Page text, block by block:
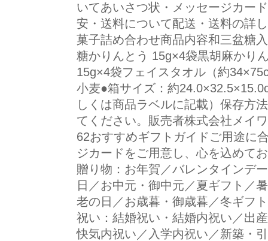
いてあいさつ状・メッセージカー
安・送料について配送・送料の詳
菓子詰め合わせ商品内容和三盆糖
糖かりんとう 15g×4袋黒胡麻かり
15g×4袋フェイスタオル（約
小麦●箱サイズ：約
しくは商品ラベルに記載）保存方
てください。販売者株式会社メイ
62おすすめギフトガイドご用途に
ジカードをご用意し、心を込めて
贈り物：お年賀／バレンタインデ
日／お中元・御中元／夏ギフト／
老の日／お歳暮・御歳暮／冬ギフ
祝い：結婚祝い・結婚内祝い／出
快気内祝い／入学内祝い／新築・